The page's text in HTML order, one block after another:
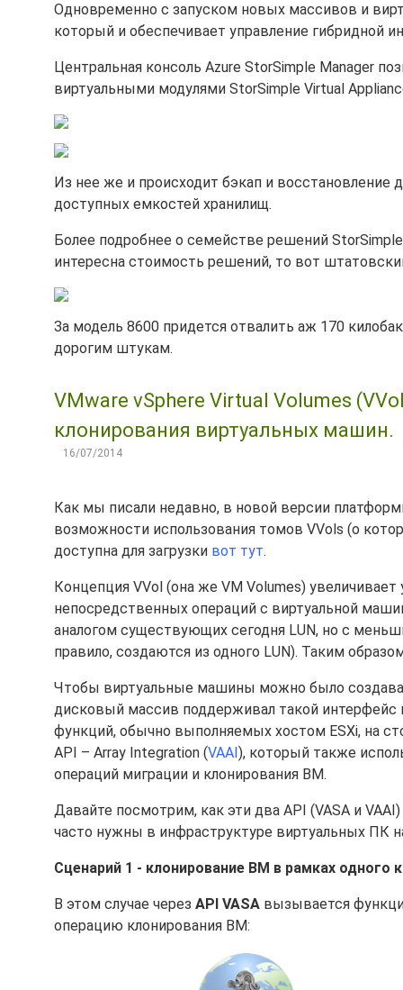
Одновременно с запуском новых массивов и
который и обеспечивает управление гибридной
Центральная консоль Azure StorSimple Manager
виртуальными модулями StorSimple Virtual
Из нее же и происходит бэкап и восстановление
доступных емкостей хранилищ.
Более подробнее о семействе решений
интересна стоимость решений, то вот
За модель 8600 придется отвалить аж 170
дорогим штукам.
VMware vSphere Virtual Volumes
клонирования виртуальных машин.
16/07/2014
Как мы писали недавно, в новой версии
возможности использования томов VVols (о
доступна для загрузки вот тут.
Концепция VVol (она же VM Volumes)
непосредственных операций с виртуальной
аналогом существующих сегодня LUN, но с
правило, создаются из одного LUN). Таким
Чтобы виртуальные машины можно было
дисковый массив поддерживал такой интерфейс
функций, обычно выполняемых хостом ESXi, на
API – Array Integration (VAAI), который также
операций миграции и клонирования ВМ.
Давайте посмотрим, как эти два API (VASA и
часто нужны в инфраструктуре виртуальных ПК
Сценарий 1 - клонирование ВМ в рамках одного
В этом случае через API VASA вызывается
операцию клонирования ВМ: